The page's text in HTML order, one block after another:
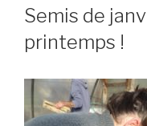
LE
Semis de
printemps !